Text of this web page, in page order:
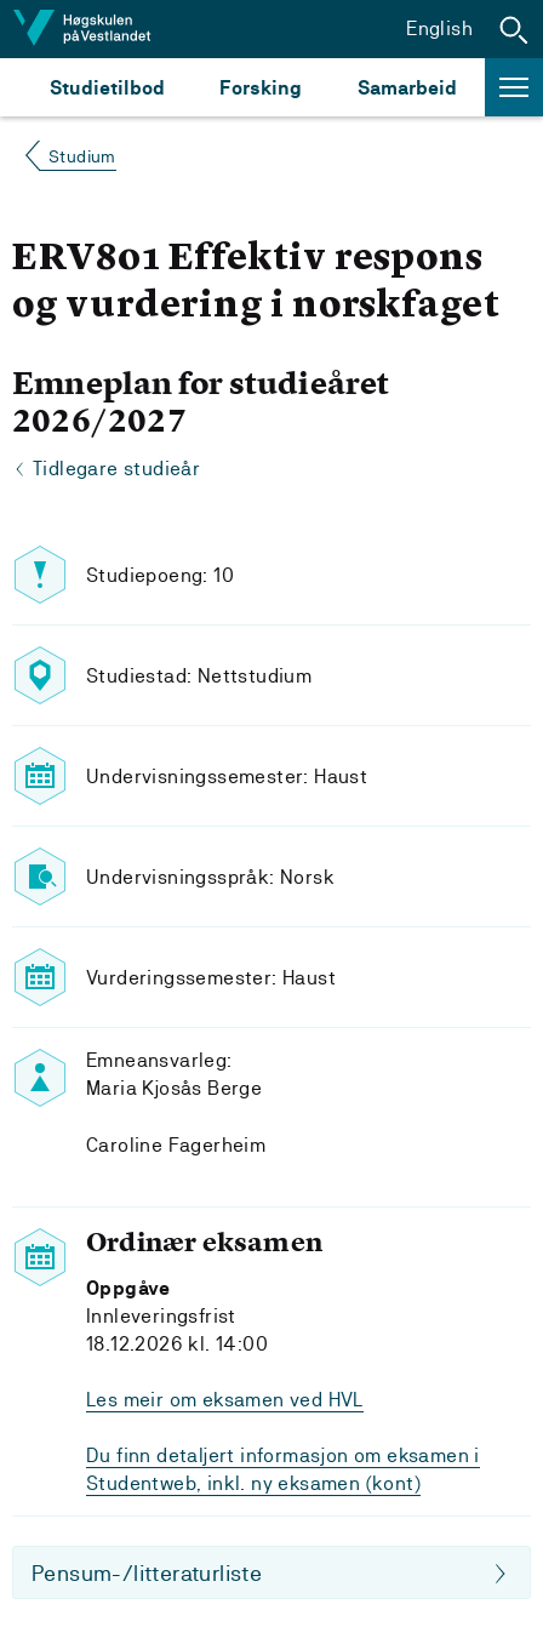
Hopp til innhald
Studietilbod Forsking Samarbeid
English
Studium
ERV801 Effektiv respons
og vurdering i norskfaget
Emneplan for studieåret
2026/2027
Tidlegare studieår
Studiepoeng: 10
Studiestad: Nettstudium
Undervisningssemester: Haust
Undervisningsspråk: Norsk
Vurderingssemester: Haust
Emneansvarleg:
Maria Kjosås Berge
Caroline Fagerheim
Ordinær eksamen
Oppgåve
Innleveringsfrist
18.12.2026 kl. 14:00
Les meir om eksamen ved HVL
Du finn detaljert informasjon om eksamen i
Studentweb, inkl. ny eksamen (kont)
Pensum-/litteraturliste